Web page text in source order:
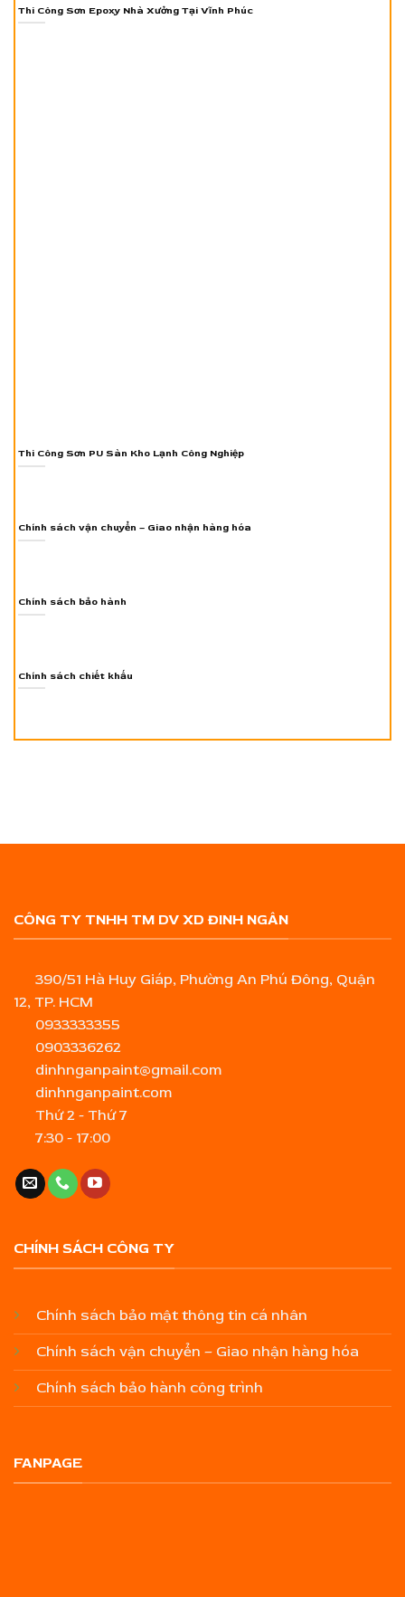
Thi Công Sơn Epoxy Nhà Xưởng Tại Vĩnh Phúc
Thi Công Sơn PU Sàn Kho Lạnh Công Nghiệp
Chính sách vận chuyển – Giao nhận hàng hóa
Chính sách bảo hành
Chính sách chiết khấu
CÔNG TY TNHH TM DV XD ĐINH NGÂN
390/51 Hà Huy Giáp, Phường An Phú Đông, Quận
12, TP. HCM
0933333355
0903336262
dinhnganpaint@gmail.com
dinhnganpaint.com
Thứ 2 - Thứ 7
7:30 - 17:00
CHÍNH SÁCH CÔNG TY
Chính sách bảo mật thông tin cá nhân
Chính sách vận chuyển – Giao nhận hàng hóa
Chính sách bảo hành công trình
FANPAGE